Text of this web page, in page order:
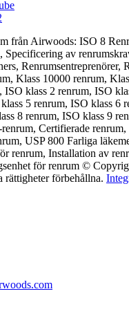
från Airwoods: ISO 8
Specificering av
Renrumsentreprenörer,
Klass 10000 renrum,
ISO klass 2 renrum, ISO
5 renrum, ISO klass 6
8 renrum, ISO klass 9
Certifierade renrum,
USP 800 Farliga
renrum, Installation av
för renrum ©
förbehållna.